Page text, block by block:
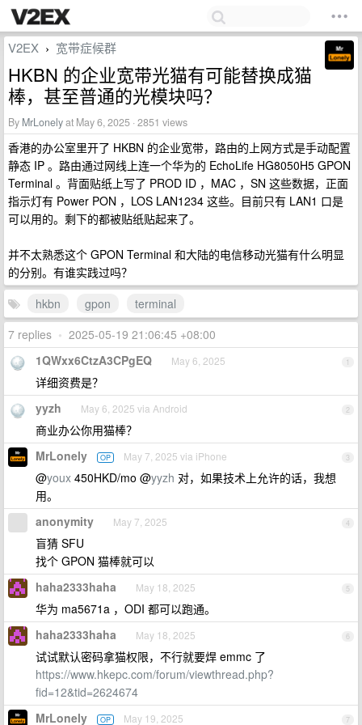
V2EX › 宽带症候群
HKBN 的企业宽带光猫有可能替换成猫
棒，甚至普通的光模块吗？
By MrLonelyat May 6, 2025 · 2851 views
香港的办公室里开了 HKBN 的企业宽带，路由的上网方式是手动配置
静态 IP 。路由通过网线上连一个华为的 EchoLife HG8050H5 GPON
Terminal 。背面贴纸上写了 PROD ID ，MAC ，SN 这些数据，正面
指示灯有 Power PON ，LOS LAN1234 这些。目前只有 LAN1 口是
可以用的。剩下的都被贴纸贴起来了。
并不太熟悉这个 GPON Terminal 和大陆的电信移动光猫有什么明显
的分别。有谁实践过吗？
hkbn
gpon
terminal
7 replies • 2025-05-19 21:06:45 +08:00
1
1QWxx6CtzA3CPgEQ May 6, 2025
详细资费是？
2
yyzh May 6, 2025 via Android
商业办公你用猫棒？
3
MrLonely OP May 7, 2025 via iPhone
@youx 450HKD/mo @yyzh 对，如果技术上允许的话，我想
用。
4
anonymity May 7, 2025
盲猜 SFU
找个 GPON 猫棒就可以
5
haha2333haha May 18, 2025
华为 ma5671a ，ODI 都可以跑通。
6
haha2333haha May 18, 2025
试试默认密码拿猫权限，不行就要焊 emmc 了
https://www.hkepc.com/forum/viewthread.php?
fid=12&tid=2624674
7
MrLonely OP May 19, 2025